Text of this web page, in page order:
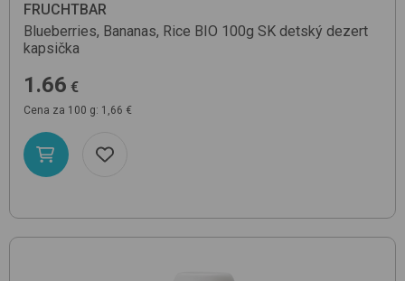
FRUCHTBAR
Blueberries, Bananas, Rice BIO 100g SK detský dezert
kapsička
1.66 €
Cena za 100 g: 1,66 €